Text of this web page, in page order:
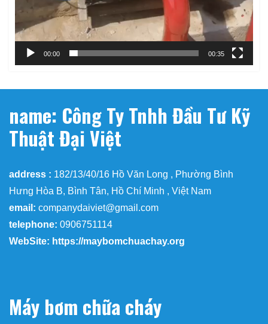
00:00 00:35
name: Công Ty Tnhh Đầu Tư Kỹ
Thuật Đại Việt
address : 182/13/40/16 Hồ Văn Long , Phường Bình
Hưng Hòa B, Bình Tân, Hồ Chí Minh , Việt Nam
email: companydaiviet@gmail.com
telephone: 0906751114
WebSite: https://maybomchuachay.org
Máy bơm chữa cháy